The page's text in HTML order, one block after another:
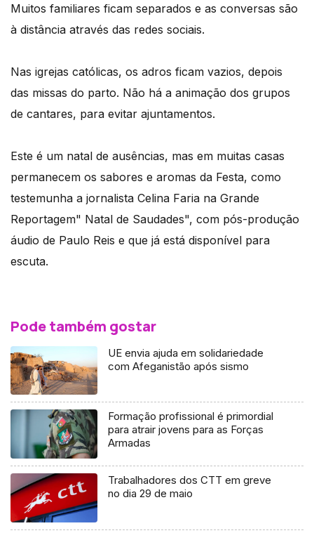
Muitos familiares ficam separados e as conversas são
à distância através das redes sociais.
Nas igrejas católicas, os adros ficam vazios, depois
das missas do parto. Não há a animação dos grupos
de cantares, para evitar ajuntamentos.
Este é um natal de ausências, mas em muitas casas
permanecem os sabores e aromas da Festa, como
testemunha a jornalista Celina Faria na Grande
Reportagem" Natal de Saudades", com pós-produção
áudio de Paulo Reis e que já está disponível para
escuta.
Pode também gostar
UE envia ajuda em solidariedade
com Afeganistão após sismo
Formação profissional é primordial
para atrair jovens para as Forças
Armadas
Trabalhadores dos CTT em greve
no dia 29 de maio